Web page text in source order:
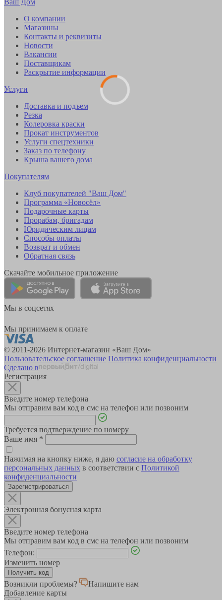
О компании
Магазины
Контакты и реквизиты
Новости
Вакансии
Поставщикам
Раскрытие информации
Услуги
Доставка и подъем
Резка
Колеровка краски
Прокат инструментов
Услуги спецтехники
Заказ по телефону
Крыша вашего дома
Покупателям
Клуб покупателей "Ваш Дом"
Программа «Новосёл»
Подарочные карты
Прорабам, бригадам
Юридическим лицам
Способы оплаты
Возврат и обмен
Обратная связь
Скачайте мобильное приложение
Мы в соцсетях
Мы принимаем к оплате
© 2011-2026 Интернет-магазин «Ваш Дом»
Пользовательское соглашение Политика конфиденциальности
Сделано в
Регистрация
Введите номер телефона
Мы отправим вам код в смс на телефон или позвоним
Требуется подтверждение по номеру
Ваше имя *
Нажимая на кнопку ниже, я даю согласие на обработку
персональных данных в соответствии с Политикой
конфиденциальности
Зарегистрироваться
Электронная бонусная карта
Введите номер телефона
Мы отправим вам код в смс на телефон или позвоним
Телефон:
Изменить номер
Возникли проблемы?
Напишите нам
Добавление карты